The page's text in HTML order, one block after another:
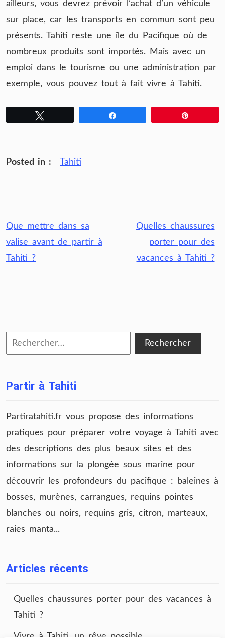
ailleurs, vous devrez prévoir l’achat d’un véhicule
sur place, car les transports en commun sont peu
présents. Tahiti reste une île du Pacifique où de
nombreux produits sont importés. Mais avec un
emploi dans le tourisme ou une administration par
exemple, vous pouvez tout à fait vivre à Tahiti.
Posted in : Tahiti
Navigation
de
l’article
Que mettre dans sa
valise avant de partir à
Tahiti ?
Quelles chaussures
porter pour des
vacances à Tahiti ?
Rechercher :
Partir à Tahiti
Partiratahiti.fr vous propose des informations
pratiques pour préparer votre voyage à Tahiti avec
des descriptions des plus beaux sites et des
informations sur la plongée sous marine pour
découvrir les profondeurs du pacifique : baleines à
bosses, murènes, carrangues, requins pointes
blanches ou noirs, requins gris, citron, marteaux,
raies manta...
Articles récents
Quelles chaussures porter pour des vacances à
Tahiti ?